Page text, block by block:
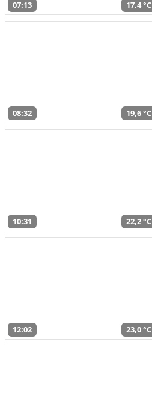
07:13 17,4 °C
08:32 19,6 °C
10:31 22,2 °C
12:02 23,0 °C